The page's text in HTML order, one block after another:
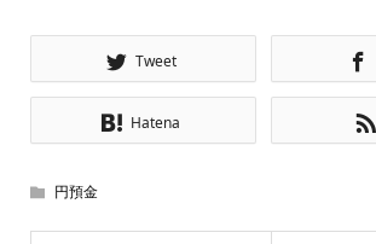
Tweet
Hatena
円預金